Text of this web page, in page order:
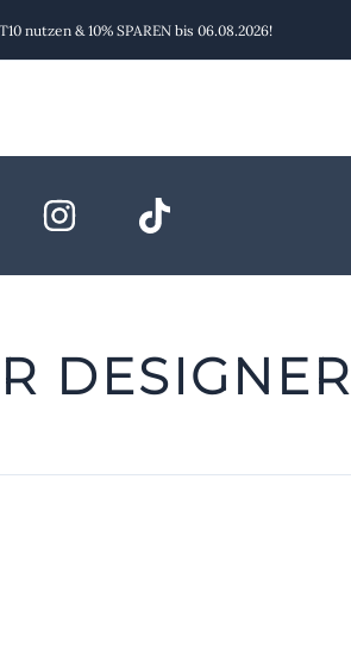
nutzen & 10% SPAREN bis 06.08.2026!
DESIGNER